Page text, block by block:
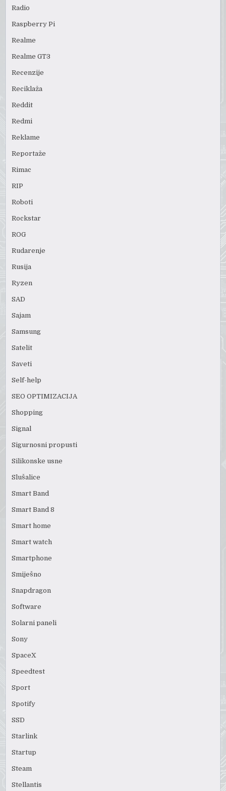
Radio
Raspberry Pi
Realme
Realme GT3
Recenzije
Reciklaža
Reddit
Redmi
Reklame
Reportaže
Rimac
RIP
Roboti
Rockstar
ROG
Rudarenje
Rusija
Ryzen
SAD
Sajam
Samsung
Satelit
Saveti
Self-help
SEO OPTIMIZACIJA
Shopping
Signal
Sigurnosni propusti
Silikonske usne
Slušalice
Smart Band
Smart Band 8
Smart home
Smart watch
Smartphone
Smiješno
Snapdragon
Software
Solarni paneli
Sony
SpaceX
Speedtest
Sport
Spotify
SSD
Starlink
Startup
Steam
Stellantis